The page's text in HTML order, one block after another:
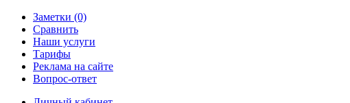
Заметки (0)
Сравнить
Наши услуги
Тарифы
Реклама на сайте
Вопрос-ответ